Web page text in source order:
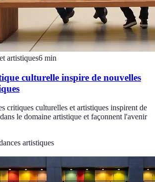
artistiques6 min
culturelle inspire de nouvelles
critiques culturelles et artistiques inspirent de
le domaine artistique et façonnent l'avenir
artistiques